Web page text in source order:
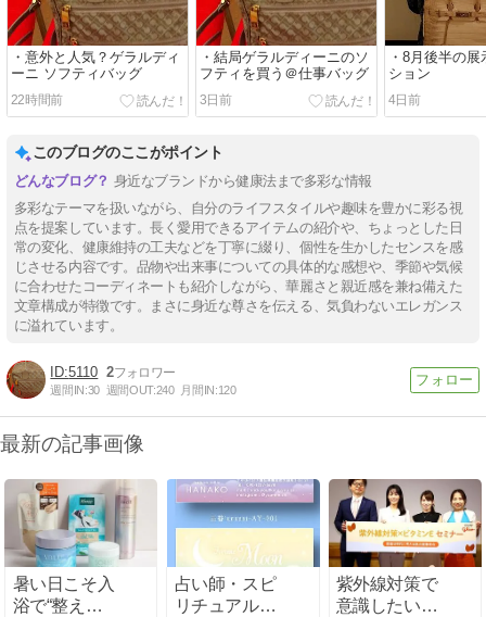
・意外と人気？ゲラルディ
ーニ ソフティバッグ
22時間前
・結局ゲラルディーニのソ
フティを買う＠仕事バッグ
3日前
・8月後半の
ション
4日前
このブログのここがポイント
身近なブランドから健康法まで多彩な情報
多彩なテーマを扱いながら、自分のライフスタイルや趣味を豊かに彩る視
点を提案しています。長く愛用できるアイテムの紹介や、ちょっとした日
常の変化、健康維持の工夫などを丁寧に綴り、個性を生かしたセンスを感
じさせる内容です。品物や出来事についての具体的な感想や、季節や気候
に合わせたコーディネートも紹介しながら、華麗さと親近感を兼ね備えた
文章構成が特徴です。まさに身近な尊さを伝える、気負わないエレガンス
に溢れています。
5110 2
週間IN:30 週間OUT:240 月間IN:120
最新の記事画像
暑い日こそ入
浴で“整え
占い師・スピ
リチュアルカ
紫外線対策で
意識したいあ